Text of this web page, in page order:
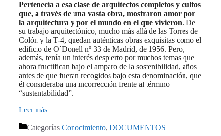
Pertenecía a esa clase de arquitectos completos y cultos
que, a través de una vasta obra, mostraron amor por
la arquitectura y por el mundo en el que vivieron. De
su trabajo arquitectónico, mucho más allá de las Torres de
Colón y la T-4, quedan auténticas obras exquisitas como el
edificio de O´Donell nº 33 de Madrid, de 1956. Pero,
además, tenía un interés despierto por muchos temas que
ahora fructifican bajo el amparo de la sostenibilidad, años
antes de que fueran recogidos bajo esta denominación, que
él consideraba una incorrección frente al término
“sustentabilidad”.
Leer más
Categorías Conocimiento, DOCUMENTOS